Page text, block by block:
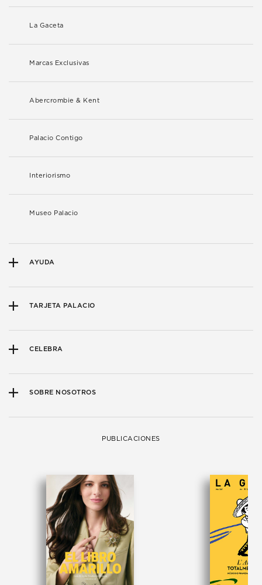
La Gaceta
Marcas Exclusivas
Abercrombie & Kent
Palacio Contigo
Interiorismo
Museo Palacio
AYUDA
TARJETA PALACIO
CELEBRA
SOBRE NOSOTROS
PUBLICACIONES